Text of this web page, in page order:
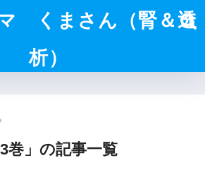
くまさん（腎＆透
析）
巻」の記事一覧